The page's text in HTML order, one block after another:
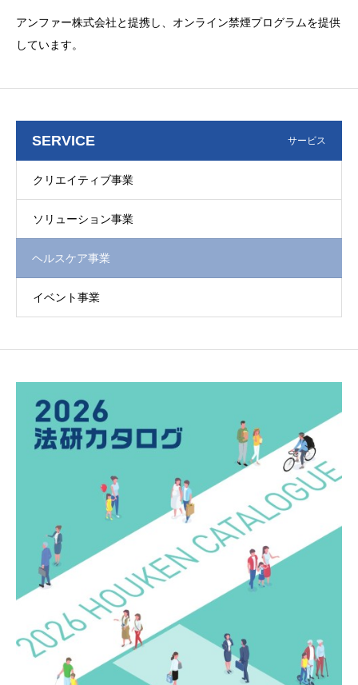
アンファー株式会社と提携し、オンライン禁煙プログラムを提供
しています。
SERVICE サービス
クリエイティブ事業
ソリューション事業
ヘルスケア事業
イベント事業